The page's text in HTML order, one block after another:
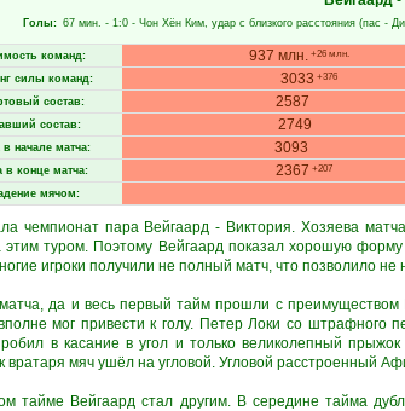
Голы: 67 мин. - 1:0 - Чон Хён Ким, удар с близкого расстояния (пас -
команд: 937 млн. +26 млн.
силы команд: 3033 +376
состав: 2587
состав: 2749
начале матча: 3093
в конце матча: 2367 +207
мячом:
чемпионат пара Вейгаард - Виктория. Хозяева
этим туром. Поэтому Вейгаард показал хорошую
игроки получили не полный матч, что позволило не
да и весь первый тайм прошли с
мог привести к голу. Петер Локи со штрафного
в касание в угол и только великолепный
вратаря мяч ушёл на угловой. Угловой расстроенный
тайме Вейгаард стал другим. В середине тайма